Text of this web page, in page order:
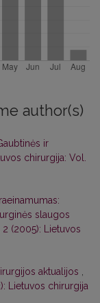
author(s)
ir
chirurgija: Vol.
slaugos
2 (2005): Lietuvos
aktualijos
Lietuvos chirurgija